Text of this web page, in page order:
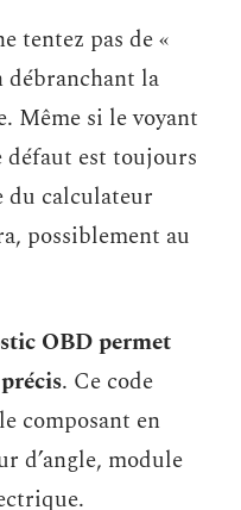
tentez pas de «
débranchant la
Même si le voyant
défaut est toujours
du calculateur
possiblement au
OBD permet
. Ce code
composant en
d’angle, module